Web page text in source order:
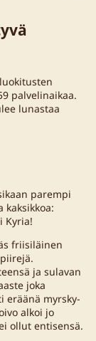
palvelinaikaa.
lunastaa
parempi
Kyria!
friisiläinen
ja sulavan
joka
eräänä myrsky-
alkoi jo
ollut entisensä.